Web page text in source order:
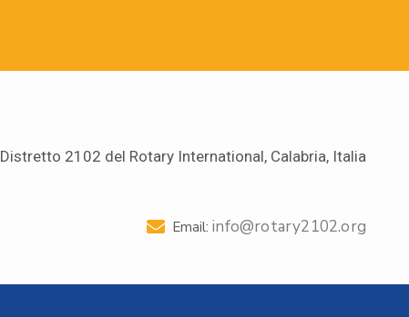
Distretto 2102 del Rotary International, Calabria, Italia
Email:info@rotary2102.org